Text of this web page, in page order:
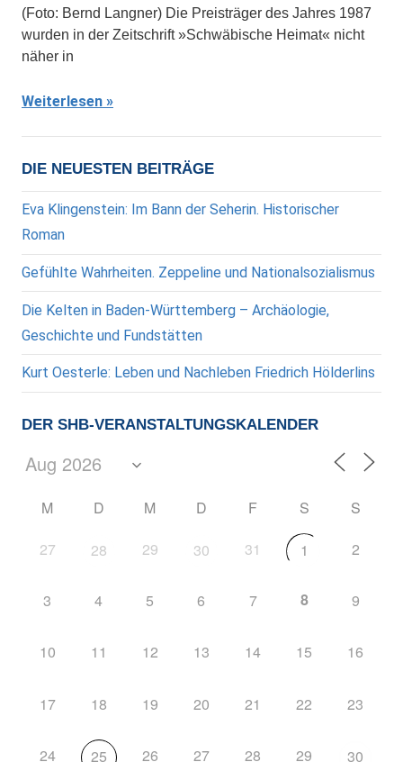
(Foto: Bernd Langner) Die Preisträger des Jahres 1987
wurden in der Zeitschrift »Schwäbische Heimat« nicht
näher in
Weiterlesen
DIE NEUESTEN BEITRÄGE
Eva Klingenstein: Im Bann der Seherin. Historischer
Roman
Gefühlte Wahrheiten. Zeppeline und Nationalsozialismus
Die Kelten in Baden-Württemberg – Archäologie,
Geschichte und Fundstätten
Kurt Oesterle: Leben und Nachleben Friedrich Hölderlins
DER SHB-VERANSTALTUNGSKALENDER
M D M D F S S
27 28 29 30 31 1 2
3 4 5 6 7 8 9
10 11 12 13 14 15 16
17 18 19 20 21 22 23
24 25 26 27 28 29 30